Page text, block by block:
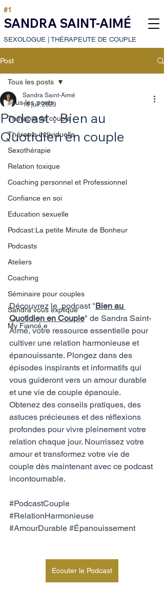
#1
SANDRA SAINT-AIMÉ
SEXOLOGUE THÉRAPEUTE DE COUPLE
Post
Tous les posts
Thérapie de couple
Thérapie individuelle
Sexothérapie
Relation toxique
Coaching personnel et Professionnel
Confiance en soi
Education sexuelle
Podcast:La petite Minute de Bonheur
Podcasts
Ateliers
Coaching
Séminaire pour couples
Sandra vous explique
My Fiancé.e
Tous les posts
Podcast : Bien au
Quotidien en couple
Sandra Saint-Aimé
18 juil. 2023
Découvrez le  podcast "Bien au
Quotidien en Couple" de Sandra Saint-
Aimé, votre ressource essentielle pour
cultiver une relation harmonieuse et
épanouissante. Plongez dans des
épisodes inspirants et informatifs qui
vous guideront vers un amour durable
et une vie de couple épanouie.
Obtenez des conseils pratiques, des
astuces précieuses et des réflexions
profondes pour vivre pleinement votre
relation chaque jour. Nourrissez votre
amour et transformez votre vie de
couple dès maintenant avec ce podcast
incontournable.
#PodcastCouple
#RelationHarmonieuse
#AmourDurable #Épanouissement
Ecouter le Podcast